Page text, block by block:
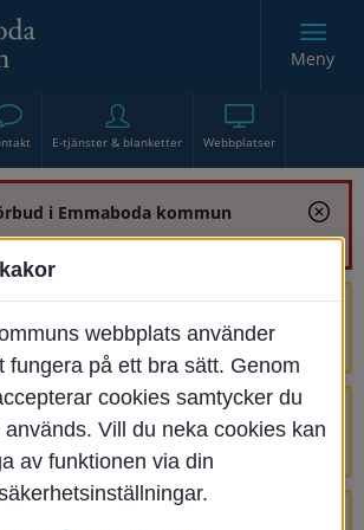
E-tjänster & blanketter Webbplatser
Meny
i Emmaboda kommun
av Bjurbäcksbron
avstängningar på Centrumtorget
webbplats använder
fungera på ett bra sätt. Genom
cookies samtycker du
Vill du neka cookies kan
av funktionen via din